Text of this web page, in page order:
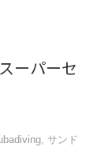
ーパーセ
サンド